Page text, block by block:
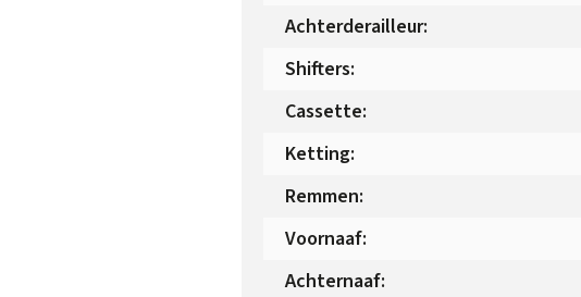
Achterderailleur:
Shifters:
Cassette:
Ketting:
Remmen:
Voornaaf:
Achternaaf: